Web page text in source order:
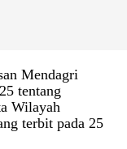
Mendagri
tentang
Wilayah
terbit pada 25